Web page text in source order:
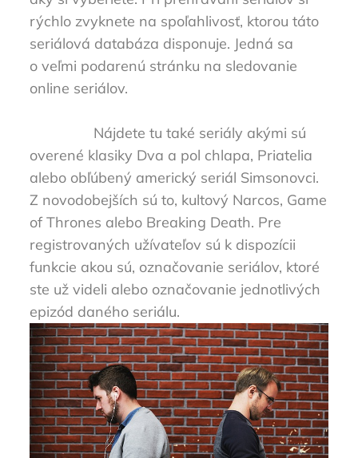
rýchlo zvyknete na spoľahlivosť, ktorou táto
seriálová databáza disponuje. Jedná sa
o veľmi podarenú stránku na sledovanie
online seriálov.
Nájdete tu také seriály akými sú
overené klasiky Dva a pol chlapa, Priatelia
alebo obľúbený americký seriál Simsonovci.
Z novodobejších sú to, kultový Narcos, Game
of Thrones alebo Breaking Death. Pre
registrovaných užívateľov sú k dispozícii
funkcie akou sú, označovanie seriálov, ktoré
ste už videli alebo označovanie jednotlivých
epizód daného seriálu.